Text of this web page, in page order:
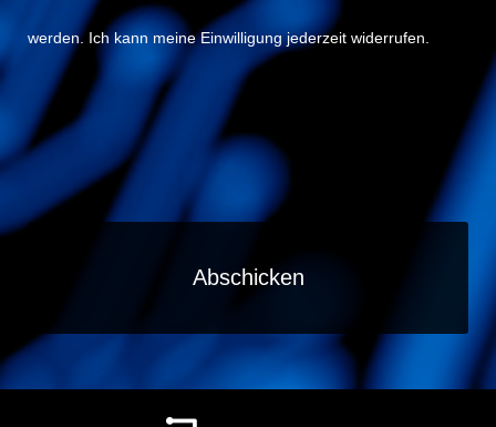
werden. Ich kann meine Einwilligung jederzeit widerrufen.
Abschicken